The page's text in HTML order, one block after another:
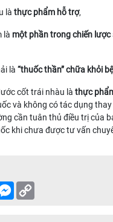
là thực phẩm hỗ trợ,
là một phần trong chiến lược
là “thuốc thần” chữa khỏi
cốt trái nhàu là thực
và không có tác dụng
cần tuân thủ điều trị của
khi chưa được tư vấn
Messenger